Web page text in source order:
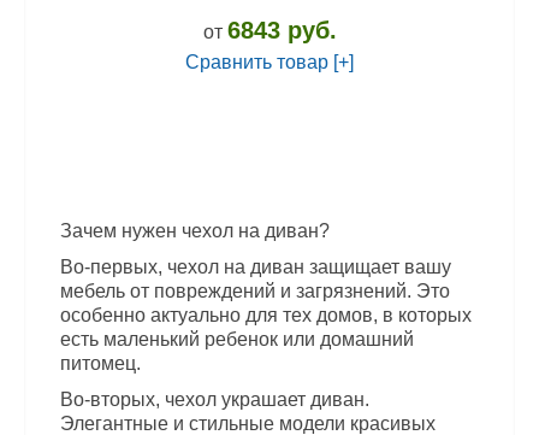
от 6843 руб.
Сравнить товар [+]
Зачем нужен чехол на диван?
Во-первых, чехол на диван защищает вашу
мебель от повреждений и загрязнений. Это
особенно актуально для тех домов, в которых
есть маленький ребенок или домашний
питомец.
Во-вторых, чехол украшает диван.
Элегантные и стильные модели красивых